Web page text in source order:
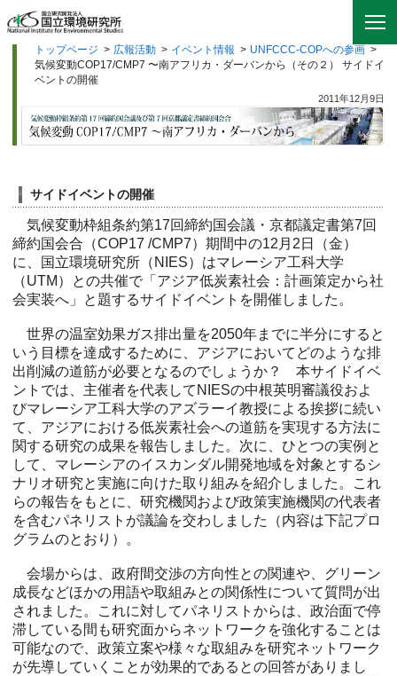
トップページ > 広報活動 > イベント情報 > UNFCCC-COPへの参画 >
気候変動COP17/CMP7 〜南アフリカ・ダーバンから（その２） サイドイ
ベントの開催
2011年12月9日
サイドイベントの開催
気候変動枠組条約第17回締約国会議・京都議定書第7回
締約国会合（COP17 /CMP7）期間中の12月2日（金）
に、国立環境研究所（NIES）はマレーシア工科大学
（UTM）との共催で「アジア低炭素社会：計画策定から社
会実装へ」と題するサイドイベントを開催しました。
世界の温室効果ガス排出量を2050年までに半分にすると
いう目標を達成するために、アジアにおいてどのような排
出削減の道筋が必要となるのでしょうか？ 本サイドイベ
ントでは、主催者を代表してNIESの中根英明審議役およ
びマレーシア工科大学のアズラーイ教授による挨拶に続い
て、アジアにおける低炭素社会への道筋を実現する方法に
関する研究の成果を報告しました。次に、ひとつの実例と
して、マレーシアのイスカンダル開発地域を対象とするシ
ナリオ研究と実施に向けた取り組みを紹介しました。これ
らの報告をもとに、研究機関および政策実施機関の代表者
を含むパネリストが議論を交わしました（内容は下記プロ
グラムのとおり）。
会場からは、政府間交渉の方向性との関連や、グリーン
成長などほかの用語や取組みとの関係性について質問が出
されました。これに対してパネリストからは、政治面で停
滞している間も研究面からネットワークを強化することは
可能なので、政策立案や様々な取組みを研究ネットワーク
が先導していくことが効果的であるとの回答がありまし